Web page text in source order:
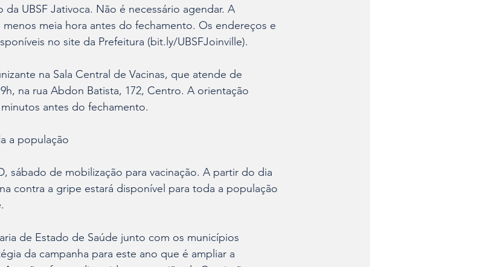
da UBSF Jativoca. Não é necessário agendar. A
meia hora antes do fechamento. Os endereços e
no site da Prefeitura (bit.ly/UBSFJoinville).
na Sala Central de Vacinas, que atende de
na rua Abdon Batista, 172, Centro. A orientação
antes do fechamento.
a população
sábado de mobilização para vacinação. A partir do dia
contra a gripe estará disponível para toda a população
de Estado de Saúde junto com os municípios
da campanha para este ano que é ampliar a